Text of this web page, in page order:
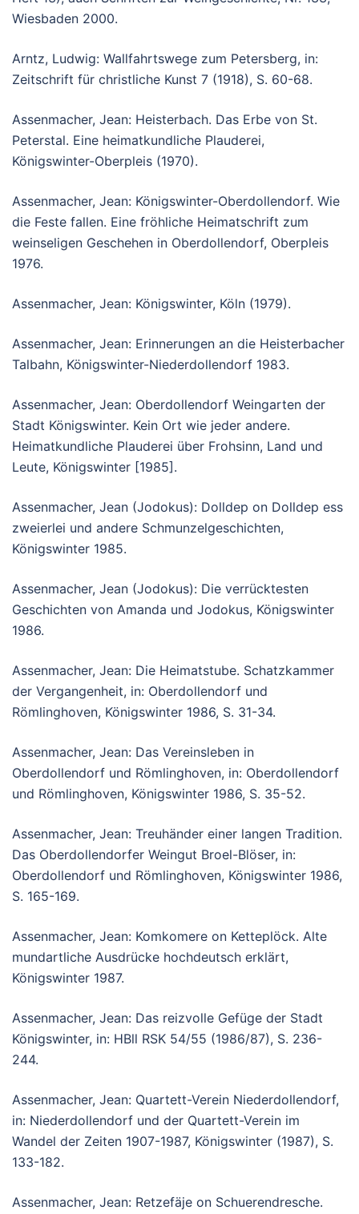
Wiesbaden 2000.
Arntz, Ludwig: Wallfahrtswege zum Petersberg, in:
Zeitschrift für christliche Kunst 7 (1918), S. 60-68.
Assenmacher, Jean: Heisterbach. Das Erbe von St.
Peterstal. Eine heimatkundliche Plauderei,
Königswinter-Oberpleis (1970).
Assenmacher, Jean: Königswinter-Oberdollendorf. Wie
die Feste fallen. Eine fröhliche Heimatschrift zum
weinseligen Geschehen in Oberdollendorf, Oberpleis
1976.
Assenmacher, Jean: Königswinter, Köln (1979).
Assenmacher, Jean: Erinnerungen an die Heisterbacher
Talbahn, Königswinter-Niederdollendorf 1983.
Assenmacher, Jean: Oberdollendorf Weingarten der
Stadt Königswinter. Kein Ort wie jeder andere.
Heimatkundliche Plauderei über Frohsinn, Land und
Leute, Königswinter [1985].
Assenmacher, Jean (Jodokus): Dolldep on Dolldep ess
zweierlei und andere Schmunzelgeschichten,
Königswinter 1985.
Assenmacher, Jean (Jodokus): Die verrücktesten
Geschichten von Amanda und Jodokus, Königswinter
1986.
Assenmacher, Jean: Die Heimatstube. Schatzkammer
der Vergangenheit, in: Oberdollendorf und
Römlinghoven, Königswinter 1986, S. 31-34.
Assenmacher, Jean: Das Vereinsleben in
Oberdollendorf und Römlinghoven, in: Oberdollendorf
und Römlinghoven, Königswinter 1986, S. 35-52.
Assenmacher, Jean: Treuhänder einer langen Tradition.
Das Oberdollendorfer Weingut Broel-Blöser, in:
Oberdollendorf und Römlinghoven, Königswinter 1986,
S. 165-169.
Assenmacher, Jean: Komkomere on Ketteplöck. Alte
mundartliche Ausdrücke hochdeutsch erklärt,
Königswinter 1987.
Assenmacher, Jean: Das reizvolle Gefüge der Stadt
Königswinter, in: HBll RSK 54/55 (1986/87), S. 236-
244.
Assenmacher, Jean: Quartett-Verein Niederdollendorf,
in: Niederdollendorf und der Quartett-Verein im
Wandel der Zeiten 1907-1987, Königswinter (1987), S.
133-182.
Assenmacher, Jean: Retzefäje on Schuerendresche.